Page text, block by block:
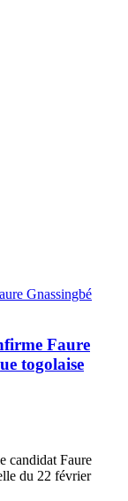
Faure
togolaise
candidat Faure
du 22 février